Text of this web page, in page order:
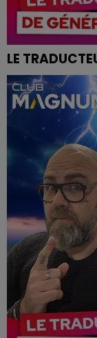
LE
POSER SES